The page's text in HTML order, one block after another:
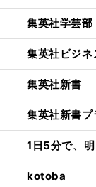
集英社学芸
集英社ビジネ
集英社新書
集英社新書
1日5分で、
kotoba